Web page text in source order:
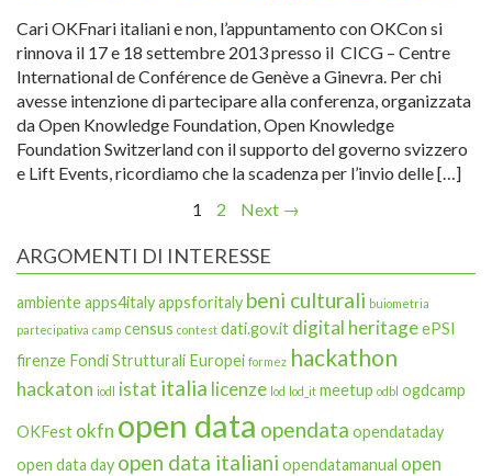
Cari OKFnari italiani e non, l’appuntamento con OKCon si
rinnova il 17 e 18 settembre 2013 presso il CICG – Centre
International de Conférence de Genève a Ginevra. Per chi
avesse intenzione di partecipare alla conferenza, organizzata
da Open Knowledge Foundation, Open Knowledge
Foundation Switzerland con il supporto del governo svizzero
e Lift Events, ricordiamo che la scadenza per l’invio delle […]
1
2 Next →
ARGOMENTI DI INTERESSE
ambienteapps4italyappsforitaly beni culturali buiometria
partecipativa camp census contest dati.gov.it digital heritageePSI
firenze Fondi Strutturali Europei formez hackathon
hackaton iodl istat italia licenze lod lod_it meetup odbl ogdcamp
OKFest okfn open data opendata opendataday
open data day open data italiani opendatamanual open